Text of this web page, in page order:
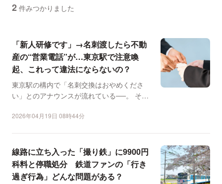
2 件みつかりました
「新人研修です」→名刺渡したら不動
産の“営業電話”が…東京駅で注意喚
起、これって違法にならないの？
東京駅の構内で「名刺交換はおやめくださ
い」とのアナウンスが流れている──。 そん
2026年04月19日 08時44分
線路に立ち入った「撮り鉄」に9900円
科料と停職処分 鉄道ファンの「行き
過ぎ行為」どんな問題がある？